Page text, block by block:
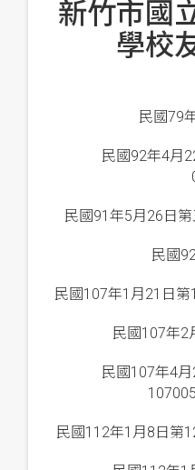
新竹市國
學校
民國79
民國92年4月
民國91年5月26日
民國
民國107年1月21日
民國107年2
民國107年4
民國112年1月8日第